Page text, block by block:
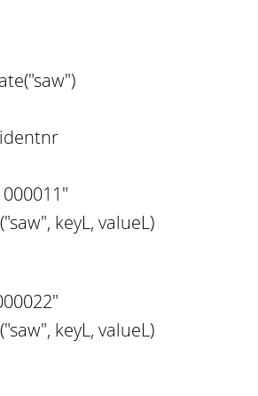
keyL, valueL)
keyL, valueL)